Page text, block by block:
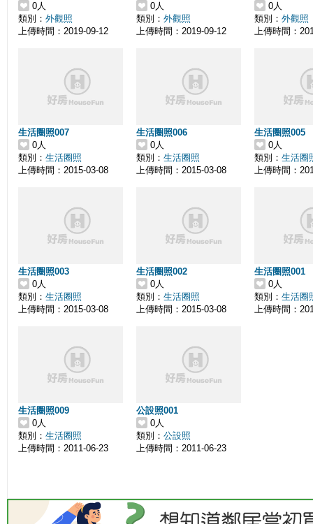
0人
類別： 外觀照
上傳時間：2019-09-12
0人
類別： 外觀照
上傳時間：2019-09-12
0人
類別： 外觀照
上傳時間：
生活圈照007
0人
類別： 生活圈照
上傳時間：2015-03-08
生活圈照006
0人
類別： 生活圈照
上傳時間：2015-03-08
生活圈照005
0人
類別： 生活圈
上傳時間：
生活圈照003
0人
類別： 生活圈照
上傳時間：2015-03-08
生活圈照002
0人
類別： 生活圈照
上傳時間：2015-03-08
生活圈照001
0人
類別： 生活圈
上傳時間：
生活圈照009
0人
類別： 生活圈照
上傳時間：2011-06-23
公設照001
0人
類別： 公設照
上傳時間：2011-06-23